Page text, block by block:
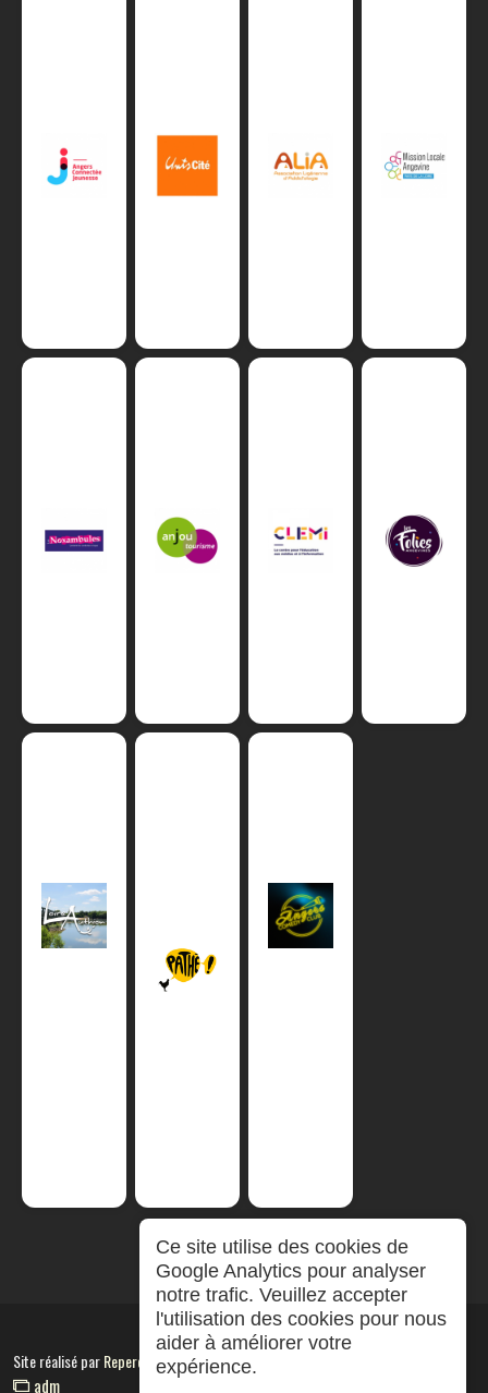
Site réalisé parRepereCom
adm
Ce site utilise des cookies de
Google Analytics pour analyser
notre trafic. Veuillez accepter
l'utilisation des cookies pour nous
aider à améliorer votre
expérience.